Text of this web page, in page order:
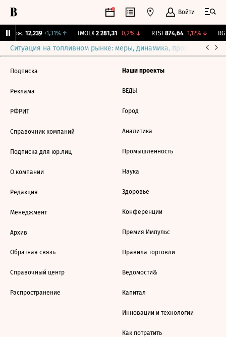
Войти
Бирж. 12,239 +1,31%↑ IMOEX 2 281,31 -0,2%↓ RTSI 874,64 -1,12%↓
Ситуация на топливном рынке: меры, динамика, прогнозы
Подписка
Реклама
РФРИТ
Справочник компаний
Подписка для юр.лиц
О компании
Редакция
Менеджмент
Архив
Обратная связь
Справочный центр
Распространение
Наши проекты
ВЕДЫ
Город
Аналитика
Промышленность
Наука
Здоровье
Конференции
Премия Импульс
Правила торговли
Ведомости&
Капитал
Инновации и технологии
Как потратить